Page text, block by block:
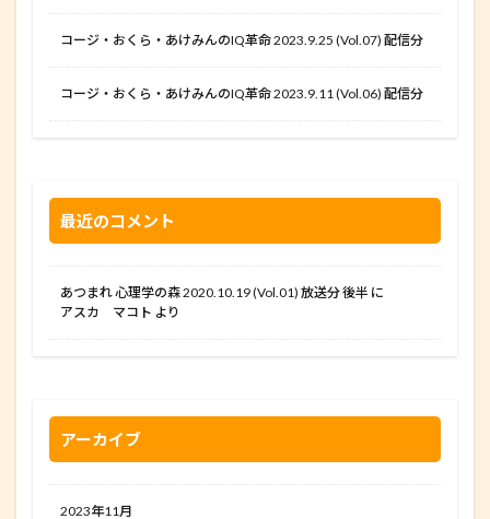
コージ・おくら・あけみんのIQ革命 2023.9.25 (Vol.07) 配信分
コージ・おくら・あけみんのIQ革命 2023.9.11 (Vol.06) 配信分
最近のコメント
あつまれ 心理学の森 2020.10.19 (Vol.01) 放送分 後半 に
アスカ マコト より
アーカイブ
2023年11月